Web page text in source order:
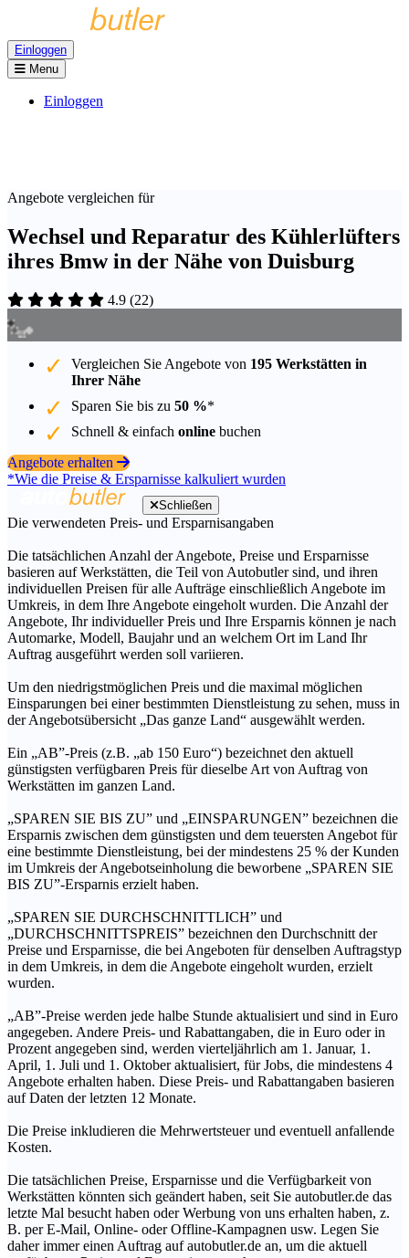
Einloggen
Menu
Einloggen
Angebote vergleichen für
Wechsel und Reparatur des Kühlerlüfters
ihres Bmw in der Nähe von Duisburg
4.9 (22)
Vergleichen Sie Angebote von 195 Werkstätten in
Ihrer Nähe
Sparen Sie bis zu 50 %*
Schnell & einfach online buchen
Angebote erhalten
*Wie die Preise & Ersparnisse kalkuliert wurden
Schließen
Die verwendeten Preis- und Ersparnisangaben
Die tatsächlichen Anzahl der Angebote, Preise und Ersparnisse
basieren auf Werkstätten, die Teil von Autobutler sind, und ihren
individuellen Preisen für alle Aufträge einschließlich Angebote im
Umkreis, in dem Ihre Angebote eingeholt wurden. Die Anzahl der
Angebote, Ihr individueller Preis und Ihre Ersparnis können je nach
Automarke, Modell, Baujahr und an welchem Ort im Land Ihr
Auftrag ausgeführt werden soll variieren.
Um den niedrigstmöglichen Preis und die maximal möglichen
Einsparungen bei einer bestimmten Dienstleistung zu sehen, muss in
der Angebotsübersicht „Das ganze Land“ ausgewählt werden.
Ein „AB”-Preis (z.B. „ab 150 Euro“) bezeichnet den aktuell
günstigsten verfügbaren Preis für dieselbe Art von Auftrag von
Werkstätten im ganzen Land.
„SPAREN SIE BIS ZU” und „EINSPARUNGEN” bezeichnen die
Ersparnis zwischen dem günstigsten und dem teuersten Angebot für
eine bestimmte Dienstleistung, bei der mindestens 25 % der Kunden
im Umkreis der Angebotseinholung die beworbene „SPAREN SIE
BIS ZU”-Ersparnis erzielt haben.
„SPAREN SIE DURCHSCHNITTLICH” und
„DURCHSCHNITTSPREIS” bezeichnen den Durchschnitt der
Preise und Ersparnisse, die bei Angeboten für denselben Auftragstyp
in dem Umkreis, in dem die Angebote eingeholt wurden, erzielt
wurden.
„AB”-Preise werden jede halbe Stunde aktualisiert und sind in Euro
angegeben. Andere Preis- und Rabattangaben, die in Euro oder in
Prozent angegeben sind, werden vierteljährlich am 1. Januar, 1.
April, 1. Juli und 1. Oktober aktualisiert, für Jobs, die mindestens 4
Angebote erhalten haben. Diese Preis- und Rabattangaben basieren
auf Daten der letzten 12 Monate.
Die Preise inkludieren die Mehrwertsteuer und eventuell anfallende
Kosten.
Die tatsächlichen Preise, Ersparnisse und die Verfügbarkeit von
Werkstätten könnten sich geändert haben, seit Sie autobutler.de das
letzte Mal besucht haben oder Werbung von uns erhalten haben, z.
B. per E-Mail, Online- oder Offline-Kampagnen usw. Legen Sie
daher immer einen Auftrag auf autobutler.de an, um die aktuell